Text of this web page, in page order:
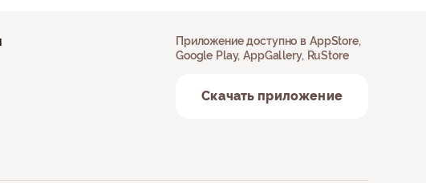
Приложение доступно в AppStore,
Google Play, AppGallery, RuStore
Скачать приложение